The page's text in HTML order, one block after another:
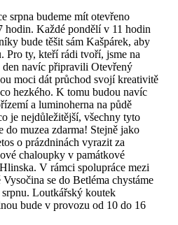
srpna budeme mít otevřeno
hodin. Každé pondělí v 11 hodin
bude těšit sám Kašpárek, aby
Pro ty, kteří rádi tvoří, jsme na
navíc připravili Otevřený
moci dát průchod svojí kreativitě
hezkého. K tomu budou navíc
a luminoherna na půdě
je nejdůležitější, všechny tyto
do muzea zdarma! Stejně jako
o prázdninách vyrazit za
chaloupky v památkové
V rámci spolupráce mezi
se do Betléma chystáme
Loutkářský koutek
bude v provozu od 10 do 16